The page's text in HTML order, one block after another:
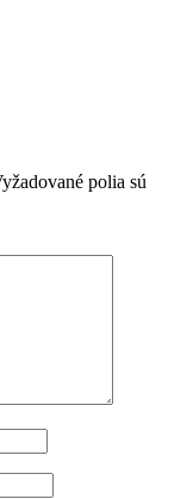
polia sú